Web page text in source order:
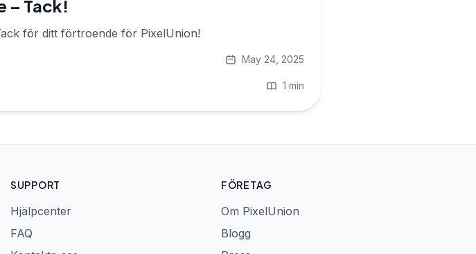
– Tack!
för ditt förtroende för PixelUnion!
May 24, 2025
1 min
SUPPORT
Hjälpcenter
FAQ
FÖRETAG
Om PixelUnion
Blogg